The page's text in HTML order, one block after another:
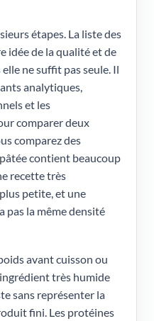
étapes. La liste des
idée de la qualité et de
ne suffit pas seule. Il
analytiques,
et les
comparer deux
comparez des
contient beaucoup
recette très
petite, et une
pas la même densité
avant cuisson ou
très humide
sans représenter la
fini. Les protéines